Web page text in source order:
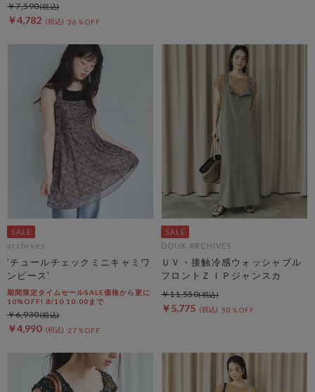
￥4,782 36％OFF
￥7,590
archives
’チュールチェックミニキャミワ
ンピース’
期間限定タイムセールSALE価格から更に
10%OFF! 8/10 10:00まで
￥4,990 27％OFF
￥6,930
DOUX ARCHIVES
ＵＶ・接触冷感ウォッシャブル
フロントＺＩＰジャンスカ
￥5,775 50％OFF
￥11,550